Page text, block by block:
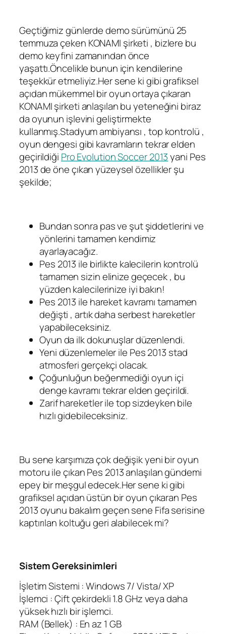
Geçtiğimiz günlerde demo sürümünü 25
temmuza çeken KONAMI şirketi , bizlere bu
demo keyfini zamanından önce
yaşattı.Öncelikle bunun için kendilerine
teşekkür etmeliyiz.Her sene ki gibi grafiksel
açıdan mükemmel bir oyun ortaya çıkaran
KONAMI şirketi anlaşılan bu yeteneğini biraz
da oyunun işlevini geliştirmekte
kullanmış.Stadyum ambiyansı , top kontrolü ,
oyun dengesi gibi kavramların tekrar elden
geçirildiği Pro Evolution Soccer 2013yani Pes
2013 de öne çıkan yüzeysel özellikler şu
şekilde;
Bundan sonra pas ve şut şiddetlerini ve
yönlerini tamamen kendimiz
ayarlayacağız.
Pes 2013 ile birlikte kalecilerin kontrolü
tamamen sizin elinize geçecek , bu
yüzden kalecilerinize iyi bakın!
Pes 2013 ile hareket kavramı tamamen
değişti , artık daha serbest hareketler
yapabileceksiniz.
Oyun da ilk dokunuşlar düzenlendi.
Yeni düzenlemeler ile Pes 2013 stad
atmosferi gerçekçi olacak.
Çoğunluğun beğenmediği oyun içi
denge kavramı tekrar elden geçirildi.
Zarif hareketler ile top sizdeyken bile
hızlı gidebileceksiniz.
Bu sene karşımıza çok değişik yeni bir oyun
motoru ile çıkan Pes 2013 anlaşılan gündemi
epey bir meşgul edecek.Her sene ki gibi
grafiksel açıdan üstün bir oyun çıkaran Pes
2013 oyunu bakalım geçen sene Fifa serisine
kaptırılan koltuğu geri alabilecek mi?
Sistem Gereksinimleri
İşletim Sistemi : Windows 7/ Vista/ XP
İşlemci : Çift çekirdekli 1.8 GHz veya daha
yüksek hızlı bir işlemci.
RAM (Bellek) : En az 1 GB